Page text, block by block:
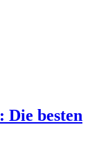
Die besten